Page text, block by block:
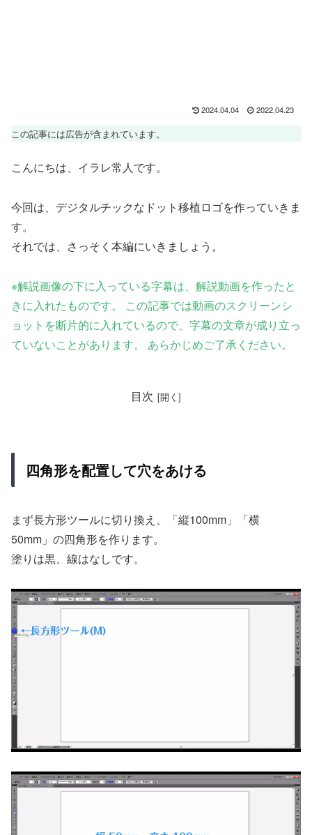
2024.04.04 2022.04.23
この記事には広告が含まれています。
こんにちは、イラレ常人です。
今回は、デジタルチックなドット移植ロゴを作っていきま
す。
それでは、さっそく本編にいきましょう。
※解説画像の下に入っている字幕は、解説動画を作ったと
きに入れたものです。 この記事では動画のスクリーンシ
ョットを断片的に入れているので、字幕の文章が成り立っ
ていないことがあります。 あらかじめご了承ください。
目次
四角形を配置して穴をあける
まず長方形ツールに切り換え、「縦100mm」「横
50mm」の四角形を作ります。
塗りは黒、線はなしです。